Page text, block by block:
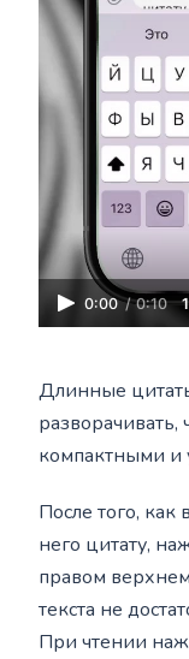
0:00 / 0:10
Длинные
разворачивать,
компактными и
После того, как
него цитату,
правом верхнем
текста не
При чтении